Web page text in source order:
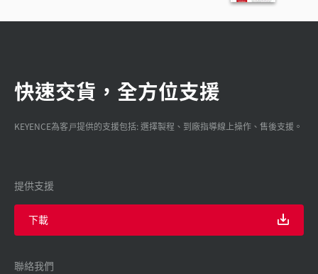
快速交貨，全方位支援
KEYENCE為客戸提供的支援包括: 選擇製程、到廠指導線上操作、售後支援。
提供支援
下載
聯絡我們